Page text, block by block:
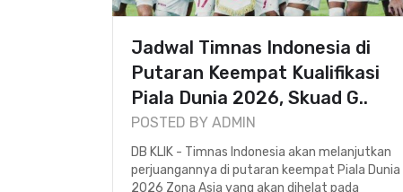
Jadwal Timnas Indonesia di
Putaran Keempat Kualifikasi
Piala Dunia 2026, Skuad G..
POSTED BY ADMIN
DB KLIK - Timnas Indonesia akan melanjutkan
perjuangannya di putaran keempat Piala Dunia
2026 Zona Asia yang akan dihelat pada